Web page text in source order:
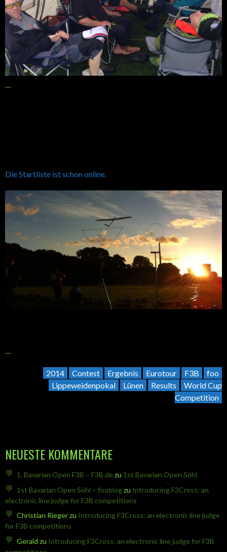
Die Startliste ist schon online.
…
2014 Contest Ergebnis Eurotour F3B
foo
Lippeweidenpokal
Lünen Results
World Cup
Competition
NEUESTE KOMMENTARE
1. Bavarian Open F3B – F3B.de zu 1st Bavarian Open Söhl
1st Bavarian Open Söhl – fooblogzu Introducing F3Cross: an
electronic line judge for F3B competitions
Christian Riegerzu Introducing F3Cross: an electronic line judge
for F3B competitions
Gerald zu Introducing F3Cross: an electronic line judge for F3B